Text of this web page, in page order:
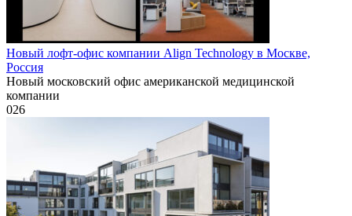
Новый лофт-офис компании Align Technology в Москве,
Россия
Новый московский офис американской медицинской
компании
026